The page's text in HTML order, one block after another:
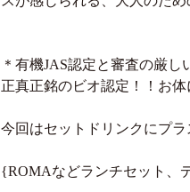
＊有機JAS認定と審査の厳し
正真正銘のビオ認定！！お体
今回はセットドリンクにプ
{ROMAなどランチセット、